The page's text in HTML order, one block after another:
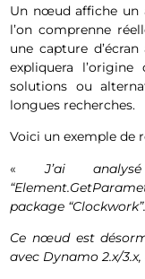
Un nœud affiche un
l’on comprenne
une capture
expliquera
solutions ou
longues recherches.
Voici un exemple de
«J’ai
package “Clockwork”.
Ce nœud est
avec Dynamo 2.x/